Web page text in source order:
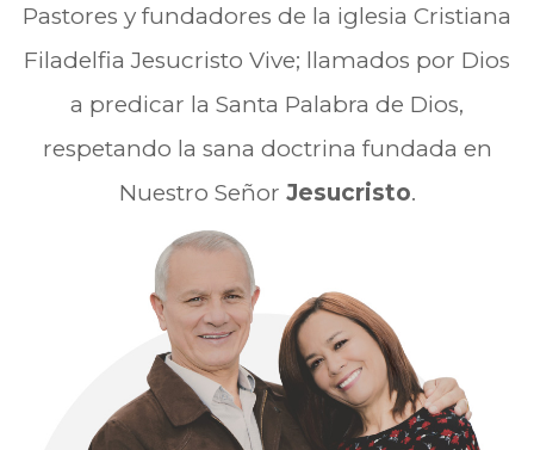
Pastores y fundadores de la iglesia Cristiana
Filadelfia Jesucristo Vive; llamados por Dios
a predicar la Santa Palabra de Dios,
respetando la sana doctrina fundada en
Nuestro Señor Jesucristo.